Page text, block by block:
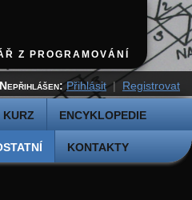
Z PROGRAMOVÁNÍ
KURZ ENCYKLOPEDIE
KONTAKTY
Nepřihlášen: Přihlásit | Registrovat